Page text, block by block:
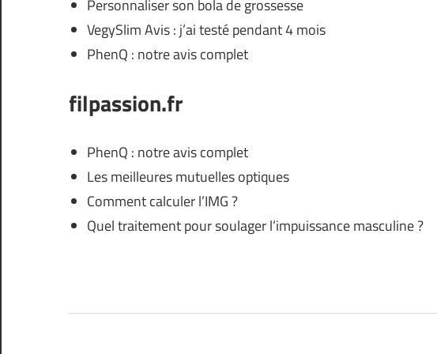
Personnaliser son bola de grossesse
VegySlim Avis : j’ai testé pendant 4 mois
PhenQ : notre avis complet
filpassion.fr
PhenQ : notre avis complet
Les meilleures mutuelles optiques
Comment calculer l’IMG ?
Quel traitement pour soulager l’impuissance masculine ?